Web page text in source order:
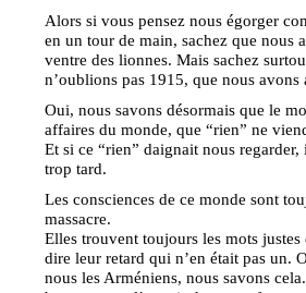
Alors si vous pensez nous égorger
en un tour de main, sachez que nous
ventre des lionnes. Mais sachez
n’oublions pas 1915, que nous avons
Oui, nous savons désormais que le
affaires du monde, que “rien” ne
Et si ce “rien” daignait nous
trop tard.
Les consciences de ce monde sont
massacre.
Elles trouvent toujours les mots
dire leur retard qui n’en était pas un.
nous les Arméniens, nous savons